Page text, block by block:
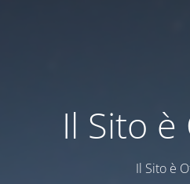
Il Sito
Il Sito è